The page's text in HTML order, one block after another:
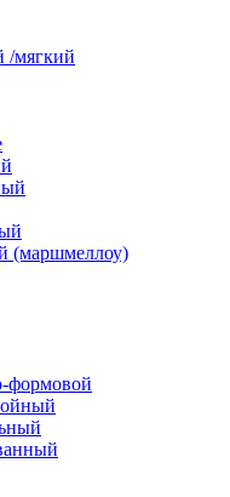
/мягкий
(маршмеллоу)
формовой